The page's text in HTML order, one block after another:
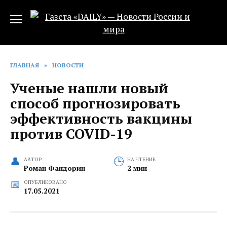
ГЛАВНАЯ » НОВОСТИ
Ученые нашли новый
способ прогнозировать
эффективность вакцины
против COVID-19
АВТОР
Роман Фандорин
НА ЧТЕНИЕ
2 мин
ОПУБЛИКОВАНО
17.05.2021